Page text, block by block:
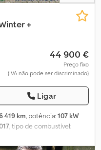
+
44 900 €
Preço fixo
(IVA não pode ser discriminado)
Ligar
419 km, potência:107 kW
, tipo de combustível:
máximo de carga:
eixo:4x4, distância entre